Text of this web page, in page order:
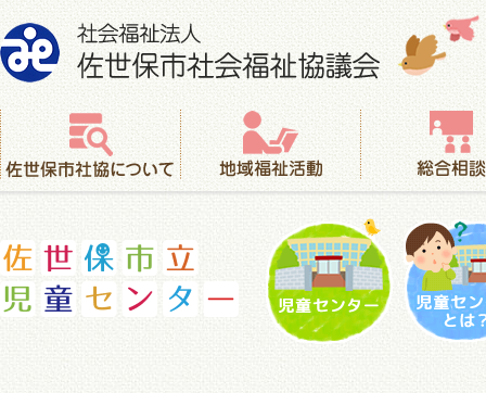
社会福祉法人 佐世保市社会福祉協議会
佐世保市社協について
地域福祉活動 総合相談